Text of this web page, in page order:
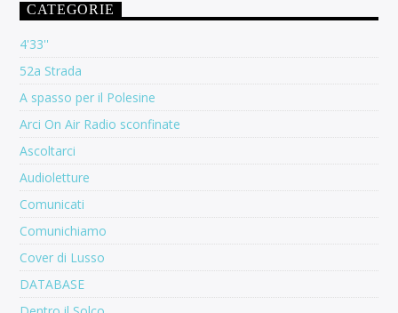
CATEGORIE
4'33''
52a Strada
A spasso per il Polesine
Arci On Air Radio sconfinate
Ascoltarci
Audioletture
Comunicati
Comunichiamo
Cover di Lusso
DATABASE